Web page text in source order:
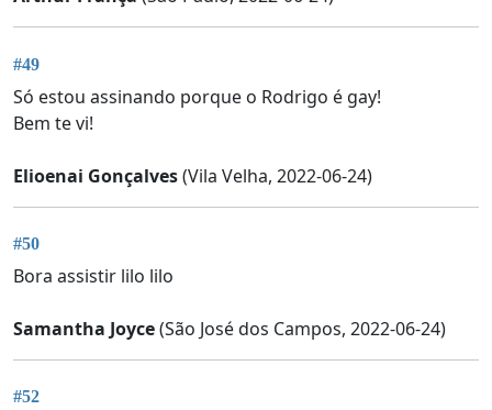
#49
Só estou assinando porque o Rodrigo é gay!
Bem te vi!
Elioenai Gonçalves(Vila Velha, 2022-06-24)
#50
Bora assistir lilo lilo
Samantha Joyce(São José dos Campos, 2022-06-24)
#52